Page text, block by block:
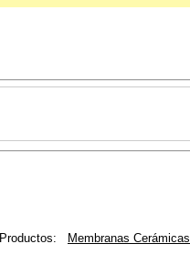
Productos:
Membranas Cerámicas